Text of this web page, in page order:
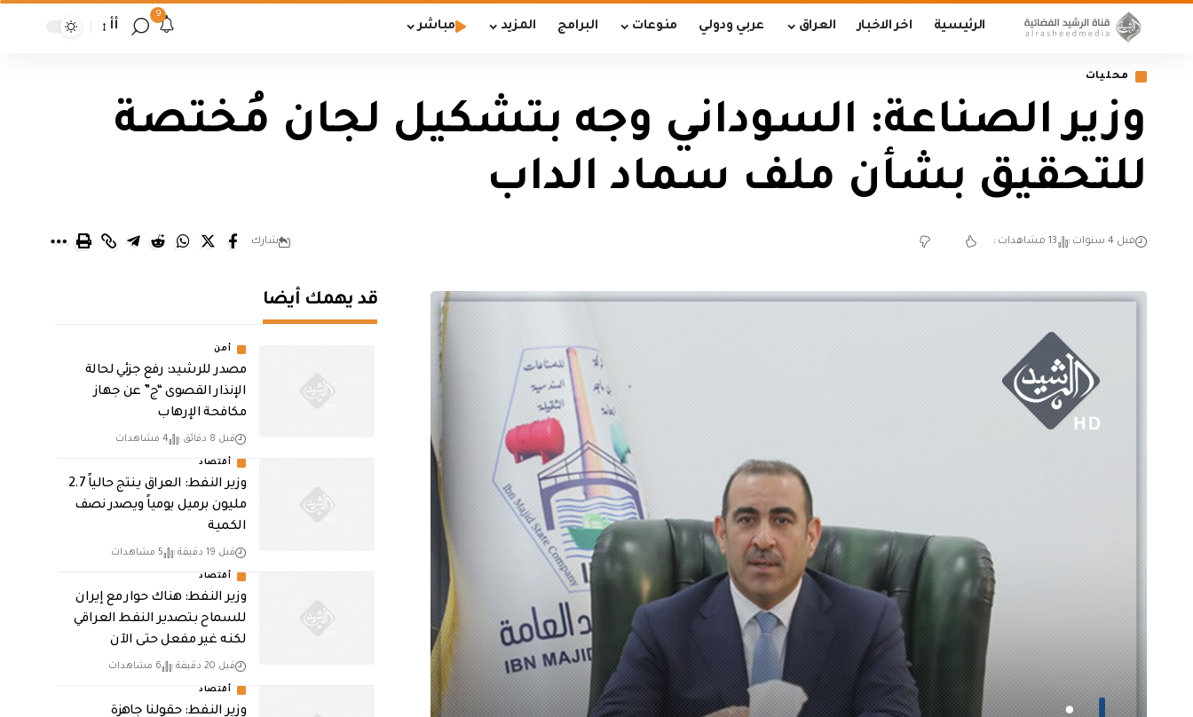
الرئيسية اخر الاخبار العراق عربي ودولي منوعات البرامج المزيد مباشر
9
أأ
محليات
وزير الصناعة: السوداني وجه بتشكيل لجان مُختصة
للتحقيق بشأن ملف سماد الداب
قبل 4 سنوات 13 مشاهدات شارك
قد يهمك أيضا
أمن
مصدر للرشيد: رفع جزئي لحالة
الإنذار القصوى “ج” عن جهاز
مكافحة الإرهاب
قبل 8 دقائق 4 مشاهدات
أقتصاد
وزير النفط: العراق ينتج حالياً 2.7
مليون برميل يومياً ويصدر نصف
الكمية
قبل 19 دقيقة 5 مشاهدات
أقتصاد
وزير النفط: هناك حوار مع إيران
للسماح بتصدير النفط العراقي
لكنه غير مفعل حتى الآن
قبل 20 دقيقة 6 مشاهدات
أقتصاد
وزير النفط: حقولنا جاهزة